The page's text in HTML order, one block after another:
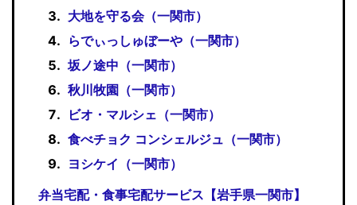
大地を守る会（一関市）
らでぃっしゅぼーや（一関市）
坂ノ途中（一関市）
秋川牧園（一関市）
ビオ・マルシェ（一関市）
食べチョク コンシェルジュ（一関市）
ヨシケイ（一関市）
弁当宅配・食事宅配サービス【岩手県一関市】